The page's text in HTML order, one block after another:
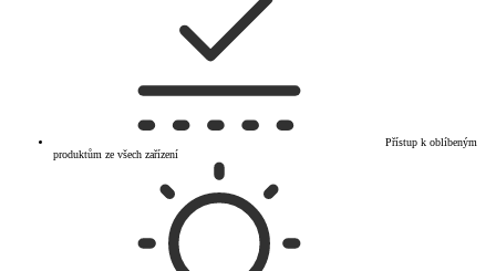
Přístup k oblíbeným
produktům ze všech zařízení